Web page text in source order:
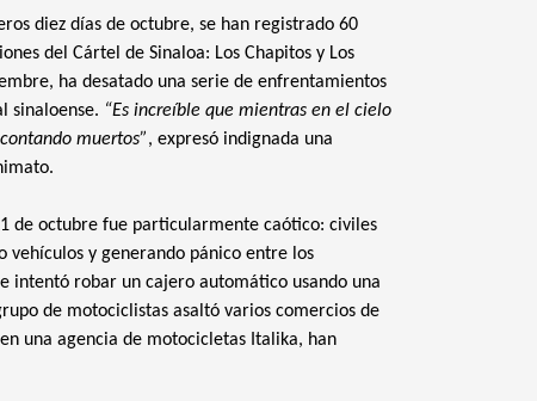
diez días de octubre, se han registrado 60
del Cártel de Sinaloa: Los Chapitos y Los
ha desatado una serie de enfrentamientos
sinaloense. “Es increíble que mientras en el cielo
muertos”, expresó indignada una
de octubre fue particularmente caótico: civiles
y generando pánico entre los
intentó robar un cajero automático usando una
de motociclistas asaltó varios comercios de
una agencia de motocicletas Italika, han